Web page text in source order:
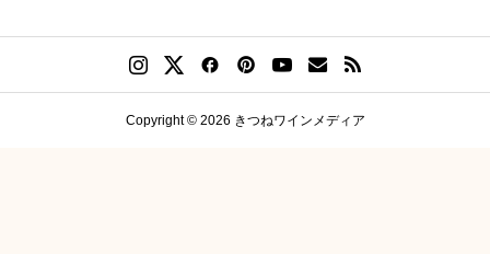
Copyright © 2026 きつねワインメディア